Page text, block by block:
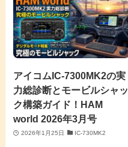
アイコムIC-7300MK2の実
力総診断とモービルシャッ
ク構築ガイド！HAM
world 2026年3月号
2026年1月25日 IC-730MK2